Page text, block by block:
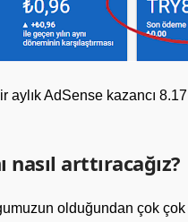
AdSense kazancı
arttıracağız?
olduğundan çok